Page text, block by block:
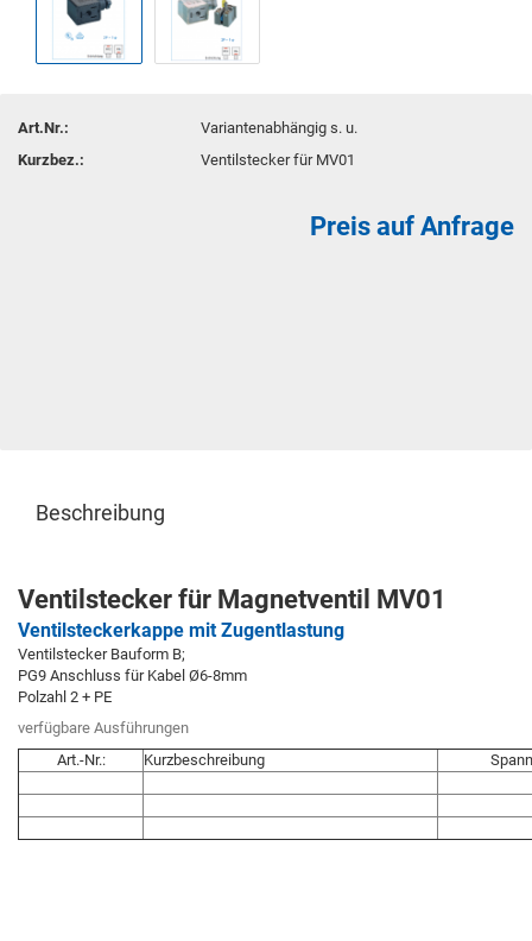
Art.Nr.:
Variantenabhängig s. u.
Kurzbez.:
Ventilstecker für MV01
Preis auf Anfrage
Beschreibung
Ventilstecker für Magnetventil MV01
Ventilsteckerkappe mit Zugentlastung
Ventilstecker Bauform B;
PG9 Anschluss für Kabel Ø6-8mm
Polzahl 2 + PE
verfügbare Ausführungen
Art.-Nr.:
Kurzbeschreibung